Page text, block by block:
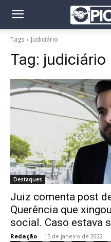
Tags Judiciário
Tag: judiciário
Destaques
Juiz comenta post
Querência que
social. Caso estava
Redação - 15 de janeiro de 2022